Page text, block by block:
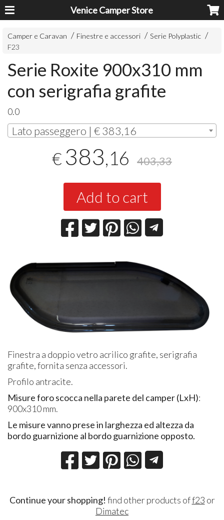
Venice Camper Store
Camper e Caravan Finestre e accessori
Serie Polyplastic
F23
Serie Roxite 900x310 mm
con serigrafia grafite
0.0
Lato passeggero | € 383,16
€ 383,16 403,33
Add to cart
Finestra a doppio vetro acrilico grafite, serigrafia
grafite, fornita senza accessori.
Profilo antracite.
Misure foro scocca nella parete del camper (LxH):
900x310 mm.
Le misure vanno prese in larghezza ed altezza da
bordo guarnizione al bordo guarnizione opposto.
Continue your shopping! find other products off23 or
Dimatec